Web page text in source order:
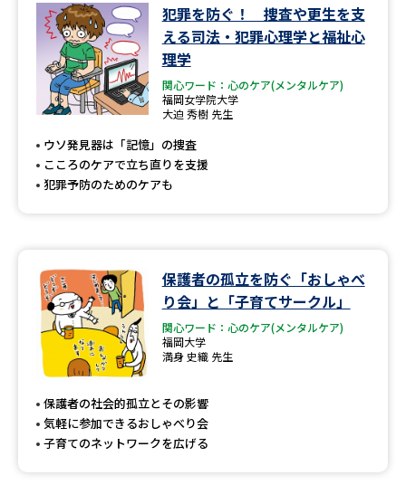
犯罪を防ぐ！ 捜査や更生を支
える司法・犯罪心理学と福祉心
理学
関心ワード：心のケア(メンタルケア)
福岡女学院大学
大迫 秀樹 先生
ウソ発見器は「記憶」の捜査
こころのケアで立ち直りを支援
犯罪予防のためのケアも
保護者の孤立を防ぐ「おしゃべ
り会」と「子育てサークル」
関心ワード：心のケア(メンタルケア)
福岡大学
満身 史織 先生
保護者の社会的孤立とその影響
気軽に参加できるおしゃべり会
子育てのネットワークを広げる